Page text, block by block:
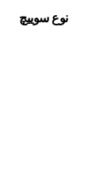
نوع سوييچ